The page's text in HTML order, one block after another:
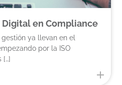
Digital en Compliance
ya llevan en el
por la ISO
[…]